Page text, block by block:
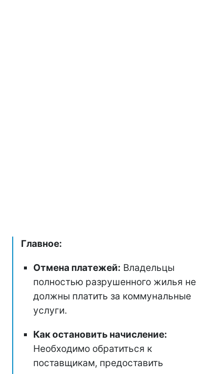
Главное:
Отмена платежей: Владельцы
полностью разрушенного жилья не
должны платить за коммунальные
услуги.
Как остановить начисление:
Необходимо обратиться к
поставщикам, предоставить